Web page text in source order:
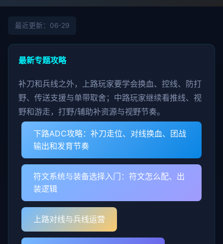
最近更新：06-29
最新专题攻略
补刀和兵线之外，上路玩家要学会换血、控线、防打
野、传送支援与单带取舍；中路玩家继续看推线、视
野和游走，打野/辅助补资源与视野节奏。
下路ADC攻略：补刀走位、对线换血、团战
输出和发育节奏
符文系统与装备选择入门：符文怎么配、出
装逻辑
上路对线与兵线运营